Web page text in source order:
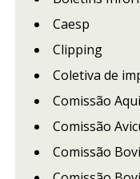
Caesp
Clipping
Coletiva de
Comissão
Comissão
Comissão